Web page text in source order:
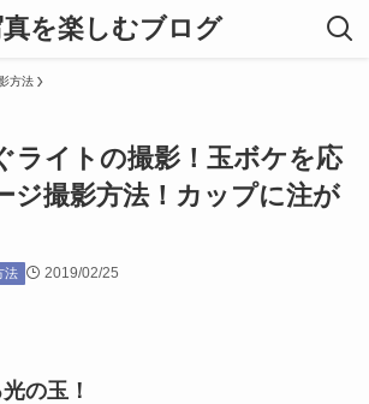
を楽しむブログ
方法
ライトの撮影！玉ボケを応
ジ撮影方法！カップに注が
法 2019/02/25
の玉！